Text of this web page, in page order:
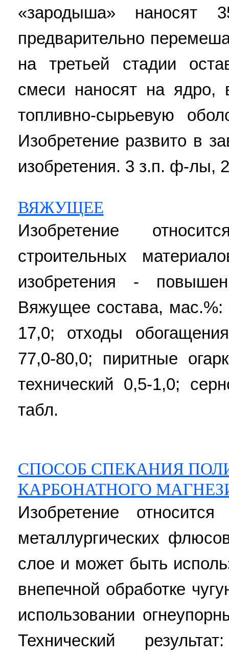
«зародыша» наносят
предварительно
на третьей стадии
смеси наносят на
топливно-сырьевую
Изобретение развито в
изобретения. 3 з.п. ф-лы,
ВЯЖУЩЕЕ
Изобретение
строительных
изобретения -
Вяжущее состава, мас.%:
17,0; отходы
77,0-80,0; пиритные
технический 0,5-1,0;
табл.
СПОСОБ СПЕКАНИЯ
КАРБОНАТНОГО
Изобретение
металлургических
слое и может быть
внепечной обработке
использовании
Технический